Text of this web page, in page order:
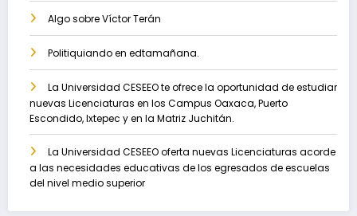
Algo sobre Víctor Terán
Politiquiando en edtamañana.
La Universidad CESEEO te ofrece la oportunidad de estudiar
nuevas Licenciaturas en los Campus Oaxaca, Puerto
Escondido, Ixtepec y en la Matriz Juchitán.
La Universidad CESEEO oferta nuevas Licenciaturas acorde
a las necesidades educativas de los egresados de escuelas
del nivel medio superior